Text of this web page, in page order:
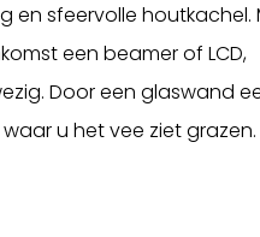
en sfeervolle houtkachel.
een beamer of LCD,
Door een glaswand
u het vee ziet grazen.